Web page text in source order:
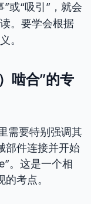
或“吸引”，就会
。要学会根据
。
啮合”的专
需要特别强调其
部件连接并开始
。这是一个相
考点。